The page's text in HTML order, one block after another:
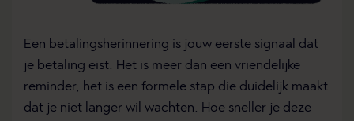
Een betalingsherinnering is jouw eerste signaal dat
je betaling eist. Het is meer dan een vriendelijke
reminder; het is een formele stap die duidelijk maakt
dat je niet langer wil wachten. Hoe sneller je deze